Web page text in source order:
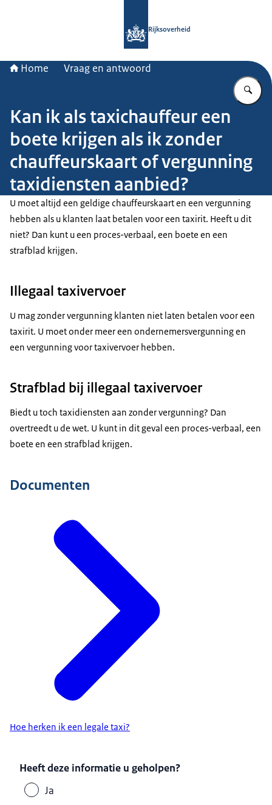
Rijksoverheid
Home Vraag en antwoord
Kan ik als taxichauffeur een
boete krijgen als ik zonder
chauffeurskaart of vergunning
taxidiensten aanbied?
U moet altijd een geldige chauffeurskaart en een vergunning
hebben als u klanten laat betalen voor een taxirit. Heeft u dit
niet? Dan kunt u een proces-verbaal, een boete en een
strafblad krijgen.
Illegaal taxivervoer
U mag zonder vergunning klanten niet laten betalen voor een
taxirit. U moet onder meer een ondernemersvergunning en
een vergunning voor taxivervoer hebben.
Strafblad bij illegaal taxivervoer
Biedt u toch taxidiensten aan zonder vergunning? Dan
overtreedt u de wet. U kunt in dit geval een proces-verbaal, een
boete en een strafblad krijgen.
Documenten
Hoe herken ik een legale taxi?
Heeft deze informatie u geholpen?
Ja